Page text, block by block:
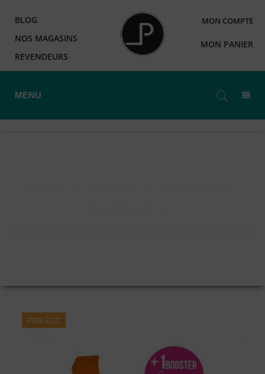
BLOG
NOS MAGASINS
REVENDEURS
MON COMPTE
MON PANIER
MENU
PRIX ÉCO